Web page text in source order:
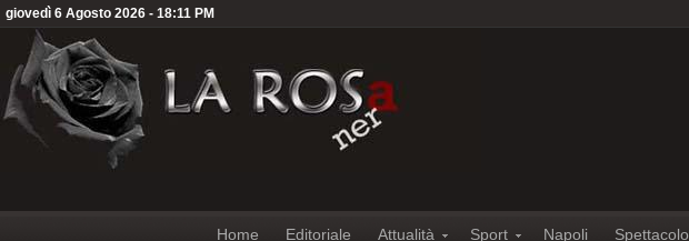
giovedì 6 Agosto 2026 - 18:11 PM
Home Editoriale Attualità Sport Napoli Spettacolo